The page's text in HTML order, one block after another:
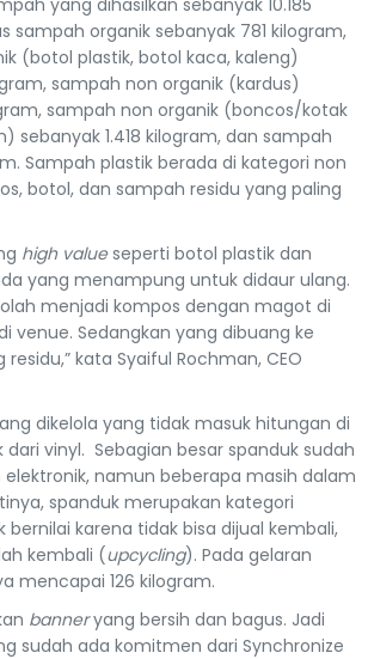
yang dihasilkan sebanyak 10.185
sampah organik sebanyak 781 kilogram,
(botol plastik, botol kaca, kaleng)
sampah non organik (kardus)
sampah non organik (boncos/kotak
sebanyak 1.418 kilogram, dan sampah
Sampah plastik berada di kategori non
botol, dan sampah residu yang paling
high valueseperti botol plastik dan
yang menampung untuk didaur ulang.
menjadi kompos dengan magot di
venue. Sedangkan yang dibuang ke
kata Syaiful Rochman, CEO
dikelola yang tidak masuk hitungan di
vinyl. Sebagian besar spanduk sudah
namun beberapa masih dalam
spanduk merupakan kategori
karena tidak bisa dijual kembali,
kembali (upcycling). Pada gelaran
mencapai 126 kilogram.
banneryang bersih dan bagus. Jadi
sudah ada komitmen dari Synchronize